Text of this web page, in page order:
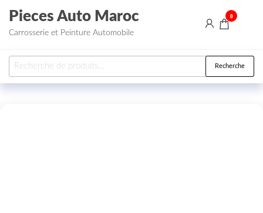
Aller au contenu
Pieces Auto Maroc
Carrosserie et Peinture Automobile
0
Recherche pour : Recherche